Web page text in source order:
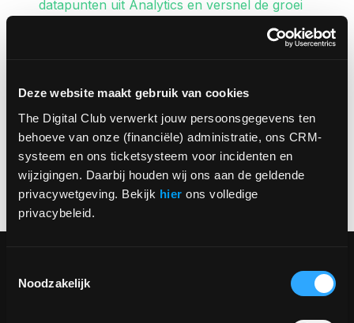
Deze website maakt gebruik van cookies
The Digital Club verwerkt jouw persoonsgegevens ten
behoeve van onze (financiële) administratie, ons CRM-
systeem en ons ticketsysteem voor incidenten en
wijzigingen. Daarbij houden wij ons aan de geldende
privacywetgeving. Bekijk hier ons volledige
privacybeleid.
Noodzakelijk
datapunten uit Analytics en versnel de groei